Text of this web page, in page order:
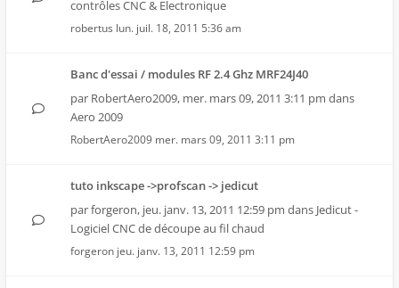
contrôles CNC & Electronique
robertus lun. juil. 18, 2011 5:36 am
Banc d'essai / modules RF 2.4 Ghz MRF24J40
par RobertAero2009, mer. mars 09, 2011 3:11 pm dans
Aero 2009
RobertAero2009 mer. mars 09, 2011 3:11 pm
tuto inkscape ->profscan -> jedicut
parforgeron, jeu. janv. 13, 2011 12:59 pm dans Jedicut -
Logiciel CNC de découpe au fil chaud
forgeron jeu. janv. 13, 2011 12:59 pm